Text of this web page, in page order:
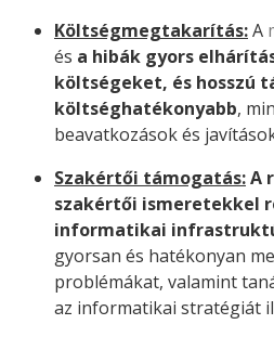
Költségmegtakarítás:A
és a hibák gyors
költségeket, és hosszú
költséghatékonyabb,
beavatkozások és
Szakértői támogatás:A
szakértői ismeretekkel
informatikai
gyorsan és hatékonyan
problémákat, valamint
az informatikai stratégiát